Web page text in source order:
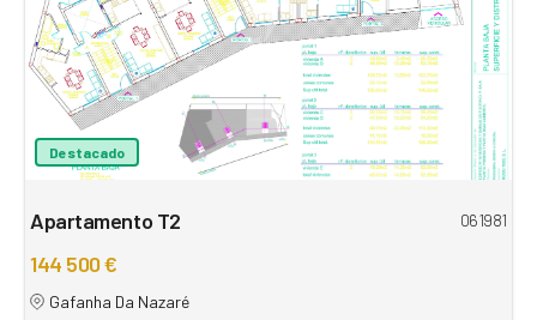
Destacado
Apartamento T2 061981
144 500 €
Gafanha Da Nazaré